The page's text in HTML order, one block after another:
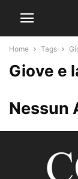
Home Tags
Giove e
Nessun